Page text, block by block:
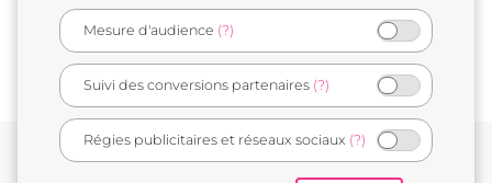
e-commerçant français
Mesure d'audience (?)
Suivi des conversions partenaires (?)
Régies publicitaires et réseaux sociaux (?)